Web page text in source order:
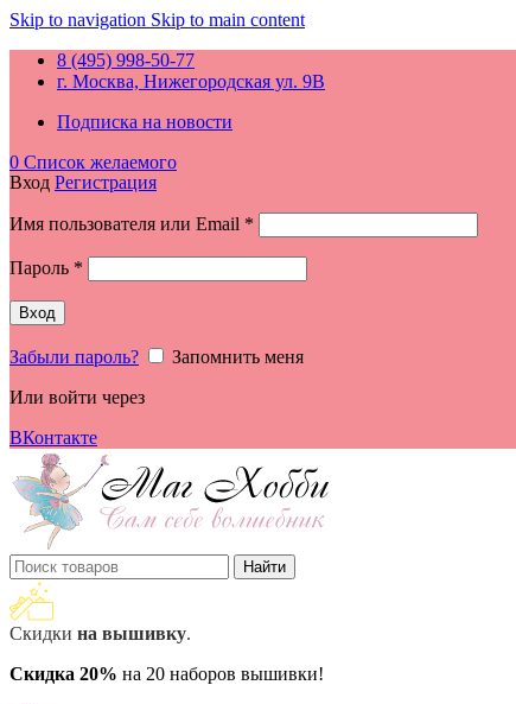
Skip to navigation Skip to main content
8 (495) 998-50-77
г. Москва, Нижегородская ул. 9В
Подписка на новости
0 Список желаемого
Вход Регистрация
Имя пользователя или Email *
Пароль *
Вход
Забыли пароль?
Запомнить меня
Или войти через
ВКонтакте
Найти
Скидки на вышивку.
Скидка 20% на 20 наборов вышивки!